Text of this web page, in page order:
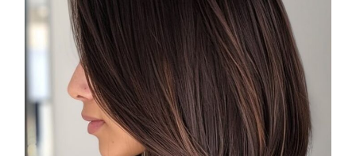
DYSON
Dyson presenta la nuova collezione
pervinca e rosé per Natale
COTRIL
Continua la carrellata di look firmati
Cotril alla Festa del Cinema di Roma